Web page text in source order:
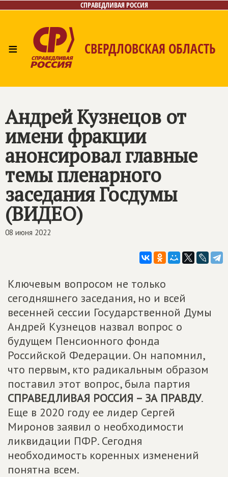
СПРАВЕДЛИВАЯ РОССИЯ
≡ СВЕРДЛОВСКАЯ ОБЛАСТЬ
Контакты
Андрей Кузнецов от
имени фракции
анонсировал главные
темы пленарного
заседания Госдумы
(ВИДЕО)
08 июня 2022
Ключевым вопросом не только
сегодняшнего заседания, но и всей
весенней сессии Государственной Думы
Андрей Кузнецов назвал вопрос о
будущем Пенсионного фонда
Российской Федерации. Он напомнил,
что первым, кто радикальным образом
поставил этот вопрос, была партия
СПРАВЕДЛИВАЯ РОССИЯ – ЗА ПРАВДУ.
Еще в 2020 году ее лидер Сергей
Миронов заявил о необходимости
ликвидации ПФР. Сегодня
необходимость коренных изменений
понятна всем.